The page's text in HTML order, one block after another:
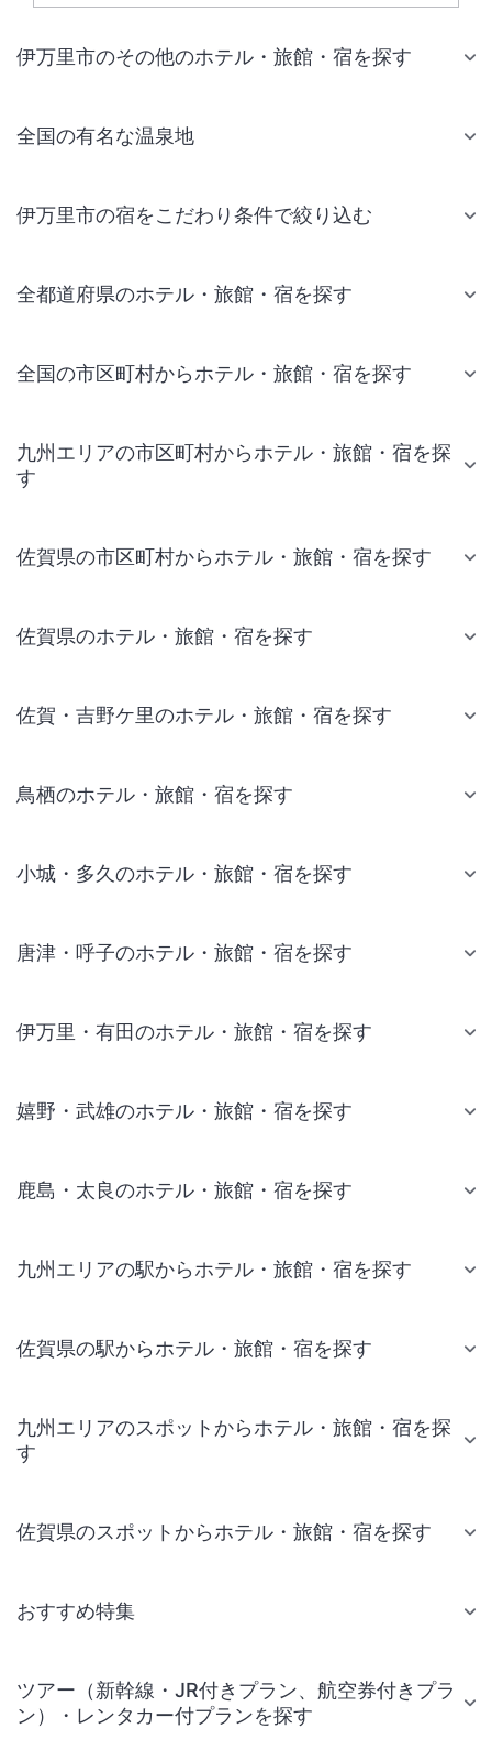
伊万里市のその他のホテル・旅館・宿を探す
全国の有名な温泉地
伊万里市の宿をこだわり条件で絞り込む
全都道府県のホテル・旅館・宿を探す
全国の市区町村からホテル・旅館・宿を探す
九州エリアの市区町村からホテル・旅館・宿を探
す
佐賀県の市区町村からホテル・旅館・宿を探す
佐賀県のホテル・旅館・宿を探す
佐賀・吉野ケ里のホテル・旅館・宿を探す
鳥栖のホテル・旅館・宿を探す
小城・多久のホテル・旅館・宿を探す
唐津・呼子のホテル・旅館・宿を探す
伊万里・有田のホテル・旅館・宿を探す
嬉野・武雄のホテル・旅館・宿を探す
鹿島・太良のホテル・旅館・宿を探す
九州エリアの駅からホテル・旅館・宿を探す
佐賀県の駅からホテル・旅館・宿を探す
九州エリアのスポットからホテル・旅館・宿を探
す
佐賀県のスポットからホテル・旅館・宿を探す
おすすめ特集
ツアー（新幹線・JR付きプラン、航空券付きプラ
ン）・レンタカー付プランを探す